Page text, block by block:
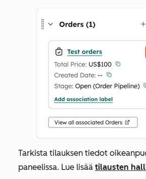
Tarkista tilauksen tiedot
paneelissa. Lue lisää tilausten